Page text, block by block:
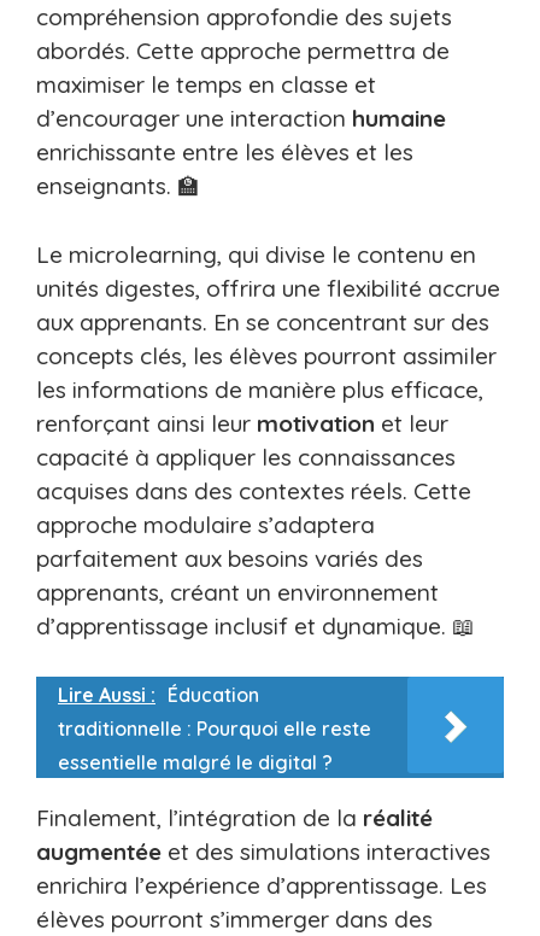
compréhension approfondie des sujets
abordés. Cette approche permettra de
maximiser le temps en classe et
d’encourager une interaction humaine
enrichissante entre les élèves et les
enseignants. 🏫
Le microlearning, qui divise le contenu en
unités digestes, offrira une flexibilité accrue
aux apprenants. En se concentrant sur des
concepts clés, les élèves pourront assimiler
les informations de manière plus efficace,
renforçant ainsi leur motivation et leur
capacité à appliquer les connaissances
acquises dans des contextes réels. Cette
approche modulaire s’adaptera
parfaitement aux besoins variés des
apprenants, créant un environnement
d’apprentissage inclusif et dynamique. 📖
Lire Aussi : Éducation
traditionnelle : Pourquoi elle reste
essentielle malgré le digital ?
Finalement, l’intégration de la réalité
augmentée et des simulations interactives
enrichira l’expérience d’apprentissage. Les
élèves pourront s’immerger dans des